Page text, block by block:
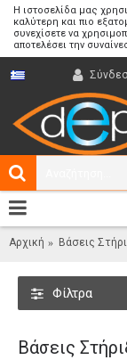
Η ιστοσελίδα μας
καλύτερη και πιο
συνεχίσετε να
αποτελέσει την
Αρχική Βάσεις
Φίλτρα
Βάσεις